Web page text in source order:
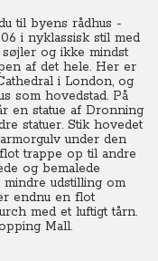
til byens rådhus -
i nyklassisk stil med
og ikke mindst
af det hele. Her er
i London, og
som hovedstad. På
en statue af Dronning
statuer. Stik hovedet
under den
trappe op til andre
og bemalede
udstilling om
endnu en flot
med et luftigt tårn.
Mall.